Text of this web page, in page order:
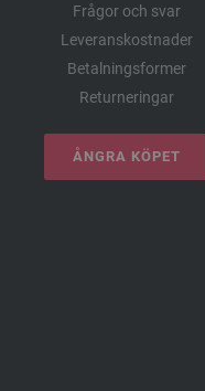
Frågor och svar
Leveranskostnader
Betalningsformer
Returneringar
ÅNGRA KÖPET